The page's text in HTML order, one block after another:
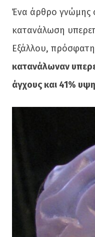
Ένα άρθρο γνώμης
κατανάλωση
Εξάλλου,
κατανάλωναν
άγχους και 41%